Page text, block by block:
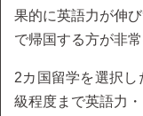
果的に英語力が伸
で帰国する方が非常
2カ国留学を選択
級程度まで英語力